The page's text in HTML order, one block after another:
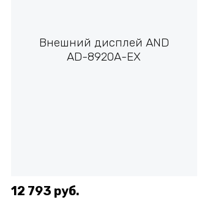
Внешний дисплей AND
AD-8920A-EX
12 793 руб.